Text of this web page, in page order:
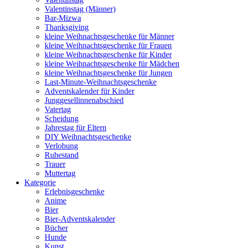
Valentinstag (Männer)
Bar-Mizwa
Thanksgiving
kleine Weihnachtsgeschenke für Männer
kleine Weihnachtsgeschenke für Frauen
kleine Weihnachtsgeschenke für Kinder
kleine Weihnachtsgeschenke für Mädchen
kleine Weihnachtsgeschenke für Jungen
Last-Minute-Weihnachtsgeschenke
Adventskalender für Kinder
Junggesellinnenabschied
Vatertag
Scheidung
Jahrestag für Eltern
DIY Weihnachtsgeschenke
Verlobung
Ruhestand
Trauer
Muttertag
Kategorie
Erlebnisgeschenke
Anime
Bier
Bier-Adventskalender
Bücher
Hunde
Kunst